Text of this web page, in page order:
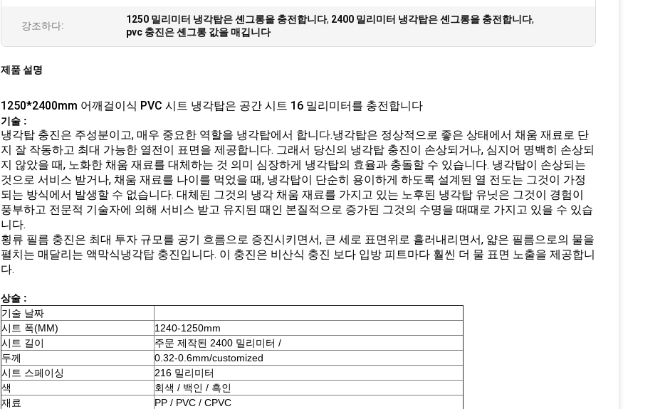
강조하다:
1250 밀리미터 냉각탑은 셴그롱을 충전합니다, 2400 밀리미터 냉각탑은 셴그롱을 충전합니다,
pvc 충진은 셴그롱 값을 매깁니다
제품 설명
1250*2400mm 어깨걸이식 PVC 시트 냉각탑은 공간 시트 16 밀리미터를 충전합니다
기술 :
냉각탑 충진은 주성분이고, 매우 중요한 역할을 냉각탑에서 합니다.냉각탑은 정상적으로 좋은 상태에서 채움 재료로 단
지 잘 작동하고 최대 가능한 열전이 표면을 제공합니다. 그래서 당신의 냉각탑 충진이 손상되거나, 심지어 명백히 손상되
지 않았을 때, 노화한 채움 재료를 대체하는 것 의미 심장하게 냉각탑의 효율과 충돌할 수 있습니다. 냉각탑이 손상되는
것으로 서비스 받거나, 채움 재료를 나이를 먹었을 때, 냉각탑이 단순히 용이하게 하도록 설계된 열 전도는 그것이 가정
되는 방식에서 발생할 수 없습니다. 대체된 그것의 냉각 채움 재료를 가지고 있는 노후된 냉각탑 유닛은 그것이 경험이
풍부하고 전문적 기술자에 의해 서비스 받고 유지된 때인 본질적으로 증가된 그것의 수명을 때때로 가지고 있을 수 있습
니다.
횡류 필름 충진은 최대 투자 규모를 공기 흐름으로 증진시키면서, 큰 세로 표면위로 흘러내리면서, 얇은 필름으로의 물을
펼치는 매달리는 액막식냉각탑 충진입니다. 이 충진은 비산식 충진 보다 입방 피트마다 훨씬 더 물 표면 노출을 제공합니
다.
상술 :
기술 날짜
시트 폭(MM)
1240-1250mm
시트 길이
주문 제작된 2400 밀리미터 /
두께
0.32-0.6mm/customized
시트 스페이싱
216 밀리미터
색
회색 / 백인 / 흑인
재료
PP / PVC / CPVC